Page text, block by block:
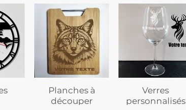
Planches à
découper
Verres
personnalisés